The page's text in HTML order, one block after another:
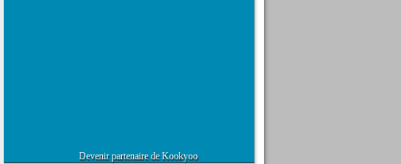
Devenir partenaire de Kookyoo